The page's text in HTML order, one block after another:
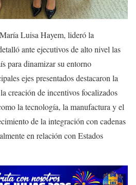
Luisa Hayem, lideró la
ante ejecutivos de alto nivel las
para dinamizar su entorno
ejes presentados destacaron la
creación de incentivos focalizados
la tecnología, la manufactura y el
de la integración con cadenas
en relación con Estados